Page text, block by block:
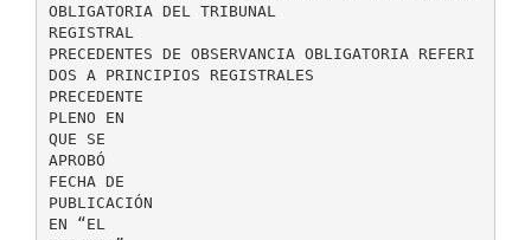
OBLIGATORIA DEL TRIBUNAL
REGISTRAL
PRECEDENTES DE OBSERVANCIA OBLIGATORIA REFERI
DOS A PRINCIPIOS REGISTRALES
PRECEDENTE
PLENO EN
QUE SE
APROBÓ
FECHA DE
PUBLICACIÓN
EN “EL